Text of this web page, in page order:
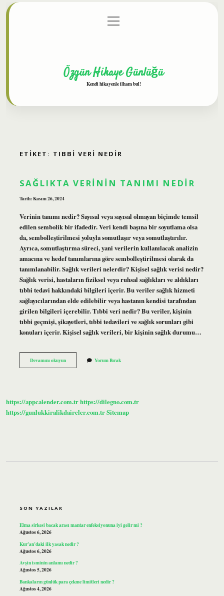
Gizlilik Politikası
menüyü
aç
Özgün Hikaye Günlüğü
Kendi hikayenle ilham bul!
ETIKET: TIBBI VERI NEDIR
SAĞLIKTA VERININ TANIMI NEDIR
Tarih: Kasım 26, 2024
Verinin tanımı nedir? Sayısal veya sayısal olmayan biçimde temsil
edilen sembolik bir ifadedir. Veri kendi başına bir soyutlama olsa
da, sembolleştirilmesi yoluyla somutlaşır veya somutlaştırılır.
Ayrıca, somutlaştırma süreci, yani verilerin kullanılacak analizin
amacına ve hedef tanımlarına göre sembolleştirilmesi olarak da
tanımlanabilir. Sağlık verileri nelerdir? Kişisel sağlık verisi nedir?
Sağlık verisi, hastaların fiziksel veya ruhsal sağlıkları ve aldıkları
tıbbi tedavi hakkındaki bilgileri içerir. Bu veriler sağlık hizmeti
sağlayıcılarından elde edilebilir veya hastanın kendisi tarafından
girilen bilgileri içerebilir. Tıbbi veri nedir? Bu veriler, kişinin
tıbbi geçmişi, şikayetleri, tıbbi tedavileri ve sağlık sorunları gibi
konuları içerir. Kişisel sağlık verileri, bir kişinin sağlık durumu…
Devamını okuyunSağlıkta
Verinin
Yorum Bırak
https://appcalender.com.trhttps://dilegno.com.tr
https://gunlukkiralikdaireler.com.trSitemap
SON YAZILAR
Elma sirkesi bacak arası mantar enfeksiyonuna iyi gelir mi ?
Ağustos 6, 2026
Kur’an’daki ilk yasak nedir ?
Ağustos 6, 2026
Avşin isminin anlamı nedir ?
Ağustos 5, 2026
Bankaların günlük para çekme limitleri nedir ?
Ağustos 4, 2026